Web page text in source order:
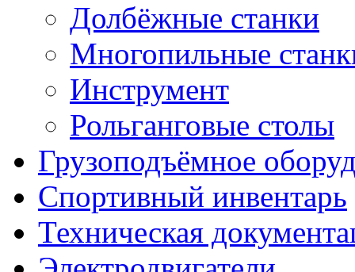
Долбёжные станки
Многопильные
Инструмент
Рольганговые столы
Грузоподъёмное
Спортивный инвентарь
Техническая